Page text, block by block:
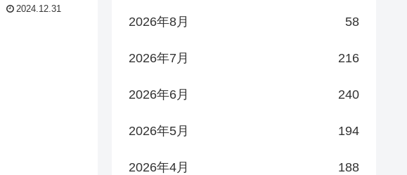
2024.12.31
2026年8月 58
2026年7月 216
2026年6月 240
2026年5月 194
2026年4月 188